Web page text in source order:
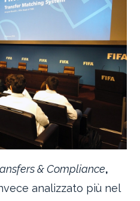
& Compliance,
analizzato più nel